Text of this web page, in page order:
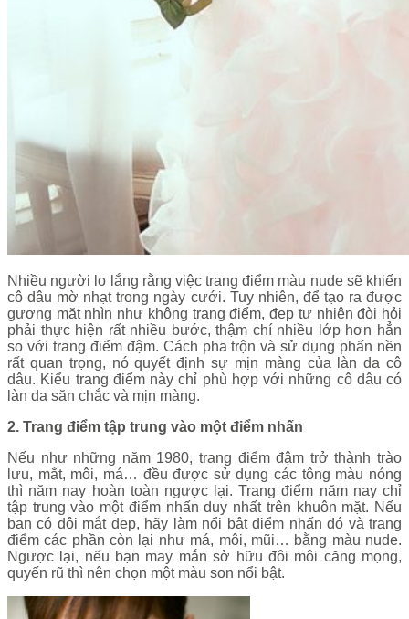
Nhiều người lo lắng rằng việc trang điểm màu nude sẽ khiến
cô dâu mờ nhạt trong ngày cưới. Tuy nhiên, để tạo ra được
gương mặt nhìn như không trang điểm, đẹp tự nhiên đòi hỏi
phải thực hiện rất nhiều bước, thậm chí nhiều lớp hơn hẳn
so với trang điểm đậm. Cách pha trộn và sử dụng phấn nền
rất quan trọng, nó quyết định sự mịn màng của làn da cô
dâu. Kiểu trang điểm này chỉ phù hợp với những cô dâu có
làn da săn chắc và mịn màng.
2. Trang điểm tập trung vào một điểm nhấn
Nếu như những năm 1980, trang điểm đậm trở thành trào
lưu, mắt, môi, má… đều được sử dụng các tông màu nóng
thì năm nay hoàn toàn ngược lại. Trang điểm năm nay chỉ
tập trung vào một điểm nhấn duy nhất trên khuôn mặt. Nếu
bạn có đôi mắt đẹp, hãy làm nổi bật điểm nhấn đó và trang
điểm các phần còn lại như má, môi, mũi… bằng màu nude.
Ngược lại, nếu bạn may mắn sở hữu đôi môi căng mọng,
quyến rũ thì nên chọn một màu son nổi bật.